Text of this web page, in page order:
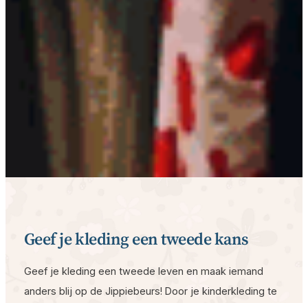
Geef je kleding een tweede kans
Geef je kleding een tweede leven en maak iemand
anders blij op de Jippiebeurs! Door je kinderkleding te